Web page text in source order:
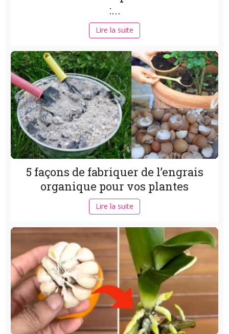
:...
Lire la suite
5 façons de fabriquer de l’engrais
organique pour vos plantes
Lire la suite